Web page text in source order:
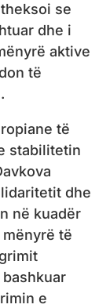
se
dhe i
aktive
të
të
stabilitetin
dhe
në kuadër
të
e